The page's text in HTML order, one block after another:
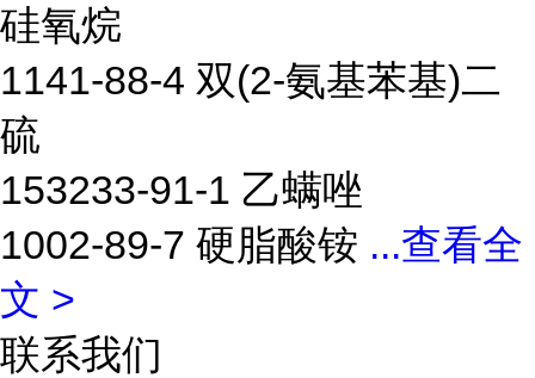
硅氧烷
1141-88-4 双(2-氨基苯基)二
硫
153233-91-1 乙螨唑
1002-89-7 硬脂酸铵 ...查看全
文 >
联系我们